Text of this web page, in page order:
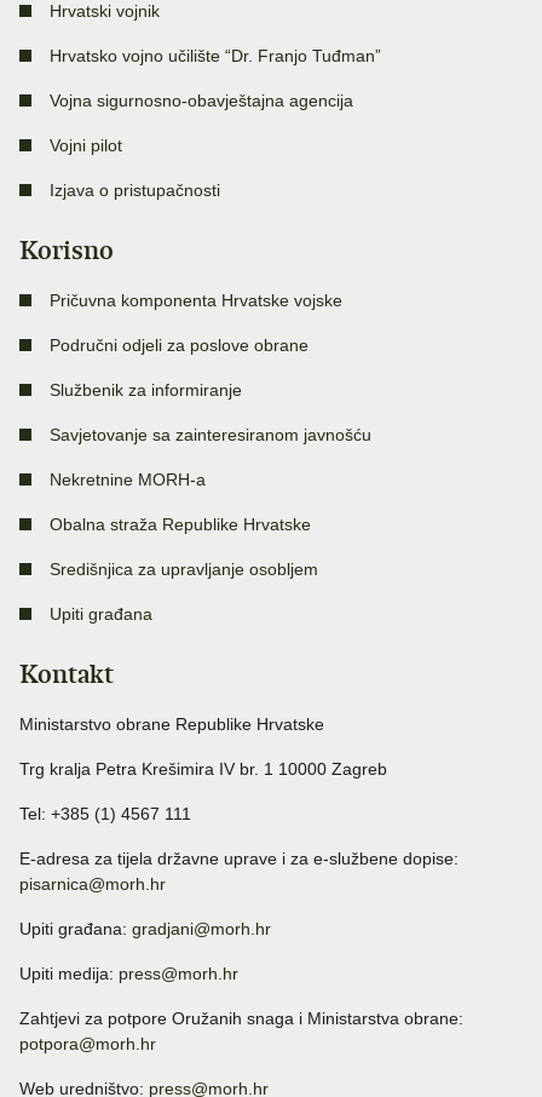
Hrvatski vojnik
Hrvatsko vojno učilište “Dr. Franjo Tuđman”
Vojna sigurnosno-obavještajna agencija
Vojni pilot
Izjava o pristupačnosti
Korisno
Pričuvna komponenta Hrvatske vojske
Područni odjeli za poslove obrane
Službenik za informiranje
Savjetovanje sa zainteresiranom javnošću
Nekretnine MORH-a
Obalna straža Republike Hrvatske
Središnjica za upravljanje osobljem
Upiti građana
Kontakt
Ministarstvo obrane Republike Hrvatske
Trg kralja Petra Krešimira IV br. 1 10000 Zagreb
Tel: +385 (1) 4567 111
E-adresa za tijela državne uprave i za e-službene dopise:
pisarnica@morh.hr
Upiti građana: gradjani@morh.hr
Upiti medija: press@morh.hr
Zahtjevi za potpore Oružanih snaga i Ministarstva obrane:
potpora@morh.hr
Web uredništvo: press@morh.hr